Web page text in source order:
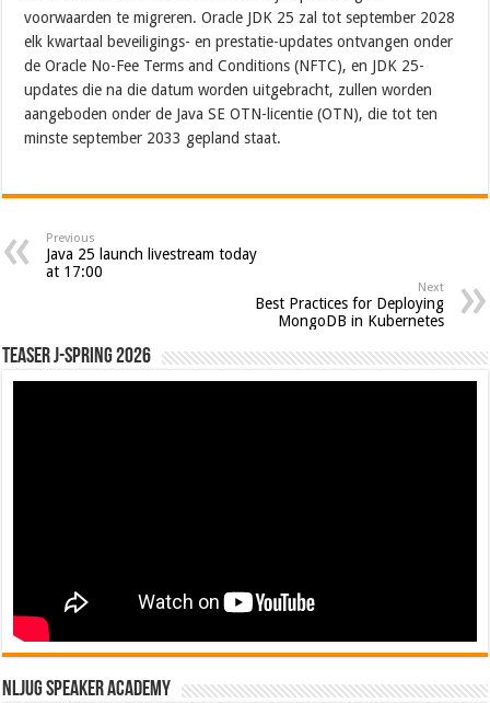
voorwaarden te migreren. Oracle JDK 25 zal tot september 2028
elk kwartaal beveiligings- en prestatie-updates ontvangen onder
de Oracle No-Fee Terms and Conditions (NFTC), en JDK 25-
updates die na die datum worden uitgebracht, zullen worden
aangeboden onder de Java SE OTN-licentie (OTN), die tot ten
minste september 2033 gepland staat.
Previous
Java 25 launch livestream today
at 17:00
Next
Best Practices for Deploying
MongoDB in Kubernetes
Teaser J-Spring 2026
NLJUG Speaker Academy